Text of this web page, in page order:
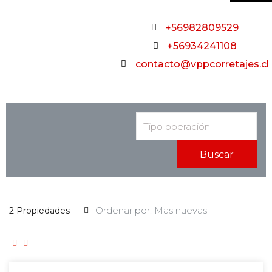
+56982809529
+56934241108
contacto@vppcorretajes.cl
Buscar
2 Propiedades
VENTA